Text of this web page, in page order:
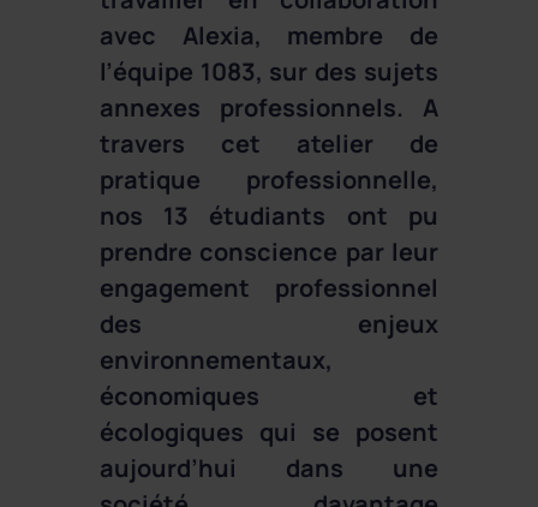
avec Alexia, membre de
l’équipe 1083, sur des sujets
annexes professionnels. A
travers cet atelier de
pratique professionnelle,
nos 13 étudiants ont pu
prendre conscience par leur
engagement professionnel
des enjeux
environnementaux,
économiques et
écologiques qui se posent
aujourd’hui dans une